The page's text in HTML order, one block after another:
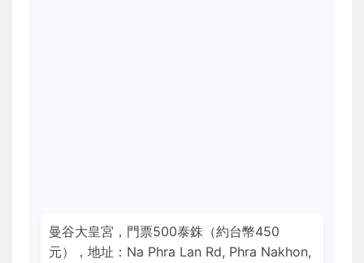
曼谷大皇宮，門票500泰銖（約台幣450
元），地址：Na Phra Lan Rd, Phra Nakhon,